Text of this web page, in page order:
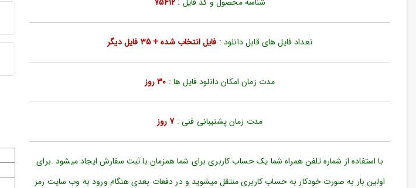
کاربری
ثبت
بازیابی
تعداد فایل های قابل دانلود : فایل انتخاب شده + 35 فایل دیگر
مدت زمان امکان دانلود فایل ها : 30 روز
مدت زمان پشتیبانی فنی :7 روز
با استفاده از شماره تلفن همراه شما یک حساب کاربری برای شما همزمان با ثبت سفارش ایجاد میشود .برای
اولین بار به صورت خودکار به حساب کاربری منتقل میشوید و در دفعات بعدی هنگام ورود به وب سایت رمز